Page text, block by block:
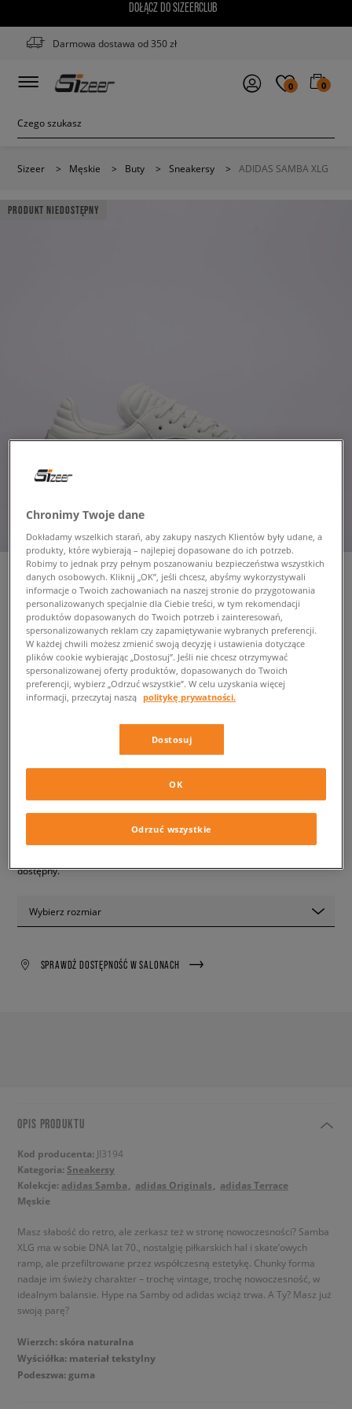
DOŁĄCZ DO SIZEERCLUB
Darmowa dostawa od 350 zł
0 0
Sizeer > Męskie > Buty > Sneakersy > ADIDAS SAMBA XLG
PRODUKT NIEDOSTĘPNY
ADIDAS SAMBA XLG
męskie, sneakersy
349,99 zł z VAT
dostępny.
Wybierz rozmiar
SPRAWDŹ DOSTĘPNOŚĆ W SALONACH
OPIS PRODUKTU
Kod producenta: JI3194
Kategoria: Sneakersy
Kolekcje: adidas Samba adidas Originals
adidas Terrace
Męskie
Masz słabość do retro, ale zerkasz też w stronę nowoczesności? Samba
XLG ma w sobie DNA lat 70., nostalgię piłkarskich hal i skate’owych
ramp, ale przefiltrowane przez współczesną estetykę. Chunky forma
nadaje im świeży charakter – trochę vintage, trochę nowoczesność, w
idealnym balansie. Hype na Samby od adidas wciąż trwa. A Ty? Masz już
swoją parę?
Wierzch: skóra naturalna
Wyściółka: materiał tekstylny
Podeszwa: guma
Chronimy Twoje dane
Dokładamy wszelkich starań, aby zakupy naszych Klientów były udane, a
produkty, które wybierają – najlepiej dopasowane do ich potrzeb.
Robimy to jednak przy pełnym poszanowaniu bezpieczeństwa wszystkich
danych osobowych. Kliknij „OK”, jeśli chcesz, abyśmy wykorzystywali
informacje o Twoich zachowaniach na naszej stronie do przygotowania
personalizowanych specjalnie dla Ciebie treści, w tym rekomendacji
produktów dopasowanych do Twoich potrzeb i zainteresowań,
spersonalizowanych reklam czy zapamiętywanie wybranych preferencji.
W każdej chwili możesz zmienić swoją decyzję i ustawienia dotyczące
plików cookie wybierając „Dostosuj”. Jeśli nie chcesz otrzymywać
spersonalizowanej oferty produktów, dopasowanych do Twoich
preferencji, wybierz „Odrzuć wszystkie”. W celu uzyskania więcej
informacji, przeczytaj naszą politykę prywatności.
Dostosuj
Odrzuć wszystkie
OK